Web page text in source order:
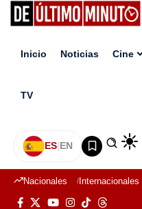
Inicio Noticias Cine
TV
ES|EN
Nacionales Internacionales